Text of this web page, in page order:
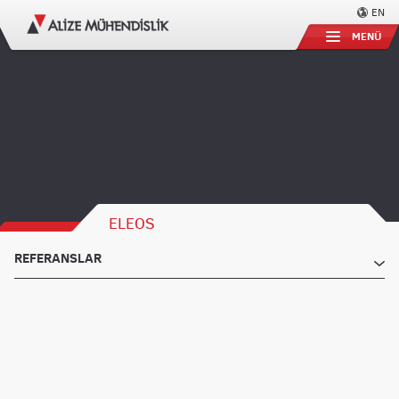
EN
MENÜ
ELEOS
REFERANSLAR